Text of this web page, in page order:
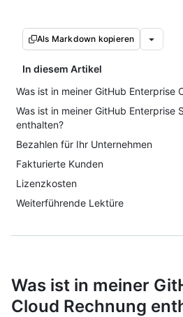
Als Markdown kopieren
In diesem Artikel
Was ist in meiner GitHub Enterprise
Was ist in meiner GitHub Enterprise
enthalten?
Bezahlen für Ihr Unternehmen
Fakturierte Kunden
Lizenzkosten
Weiterführende Lektüre
Was ist in meiner
Cloud Rechnung